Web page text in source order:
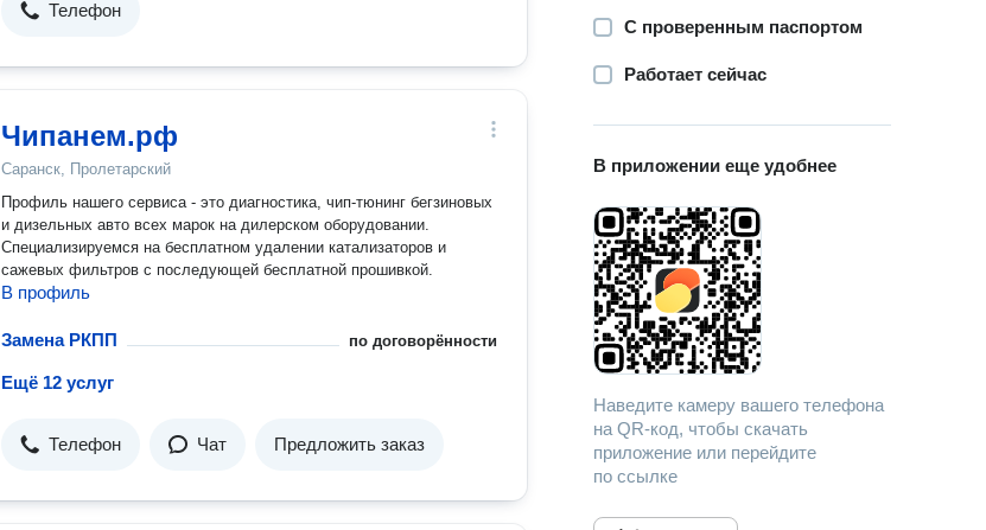
Телефон
Чипанем.рф
Саранск, Пролетарский
Профиль нашего сервиса - это диагностика, чип-тюнинг бегзиновых
и дизельных авто всех марок на дилерском оборудовании.
Специализируемся на бесплатном удалении катализаторов и
сажевых фильтров с последующей бесплатной прошивкой.
В профиль
Замена РКПП по договорённости
Ещё 12 услуг
Телефон Чат Предложить заказ
С проверенным паспортом
Работает сейчас
В приложении еще удобнее
Наведите камеру вашего телефона
на QR-код, чтобы скачать
приложение или перейдите
по ссылке